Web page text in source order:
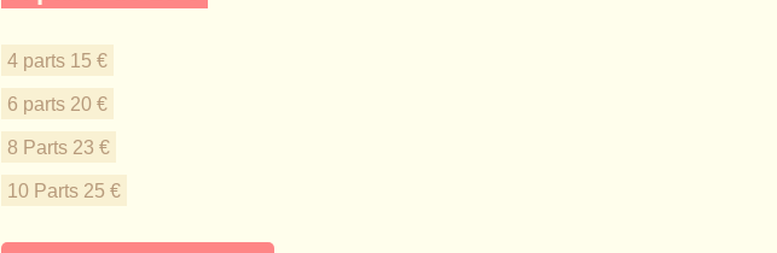
4 parts 15 €
6 parts 20 €
8 Parts 23 €
10 Parts 25 €